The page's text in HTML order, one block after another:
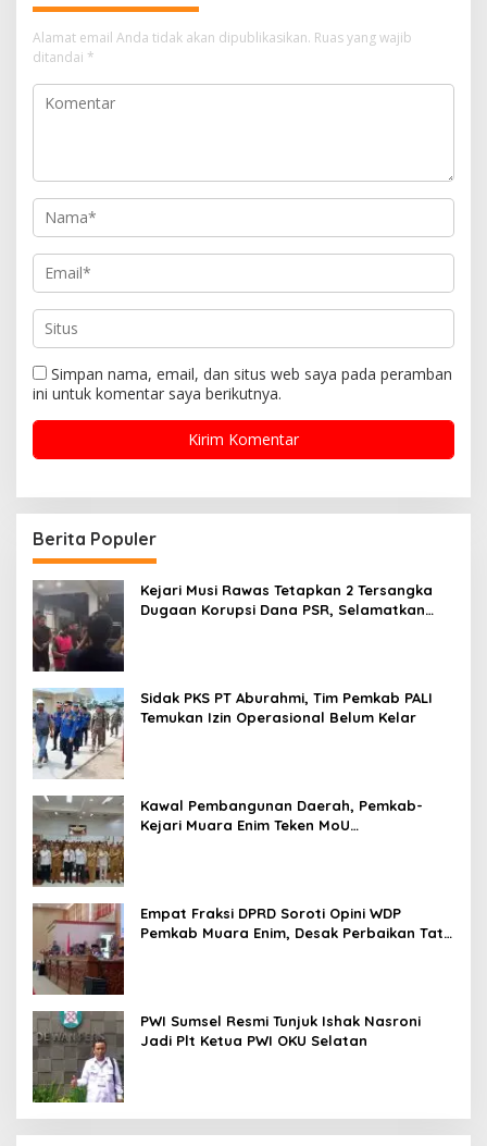
Alamat email Anda tidak akan dipublikasikan. Ruas yang wajib
ditandai *
Simpan nama, email, dan situs web saya pada peramban
ini untuk komentar saya berikutnya.
Berita Populer
Kejari Musi Rawas Tetapkan 2 Tersangka
Dugaan Korupsi Dana PSR, Selamatkan
Sidak PKS PT Aburahmi, Tim Pemkab PALI
Temukan Izin Operasional Belum Kelar
Kawal Pembangunan Daerah, Pemkab-
Kejari Muara Enim Teken MoU
Empat Fraksi DPRD Soroti Opini WDP
Pemkab Muara Enim, Desak Perbaikan Tata
PWI Sumsel Resmi Tunjuk Ishak Nasroni
Jadi Plt Ketua PWI OKU Selatan